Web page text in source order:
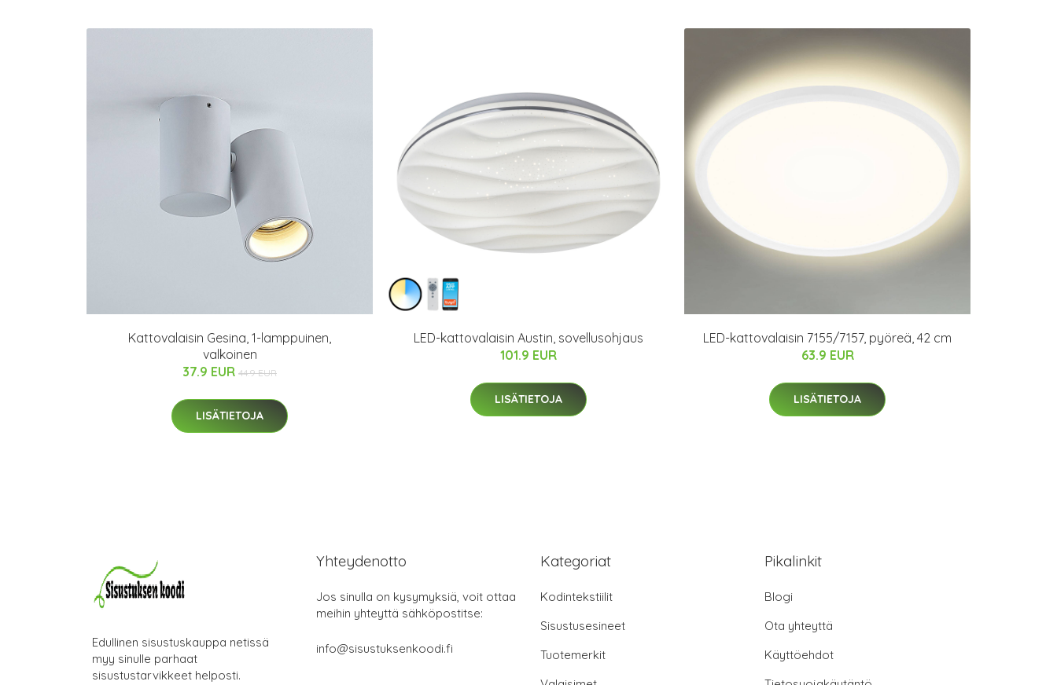
Kattovalaisin Gesina, 1-lamppuinen,
valkoinen
37.9 EUR 44.9 EUR
LISÄTIETOJA
LED-kattovalaisin Austin, sovellusohjaus
101.9 EUR
LISÄTIETOJA
LED-kattovalaisin 7155/7157, pyöreä, 42 cm
63.9 EUR
LISÄTIETOJA
Edullinen sisustuskauppa netissä
myy sinulle parhaat
sisustustarvikkeet helposti.
Yhteydenotto
Jos sinulla on kysymyksiä, voit ottaa
meihin yhteyttä sähköpostitse:
info@sisustuksenkoodi.fi
Kategoriat
Kodintekstiilit
Sisustusesineet
Tuotemerkit
Pikalinkit
Blogi
Ota yhteyttä
Käyttöehdot